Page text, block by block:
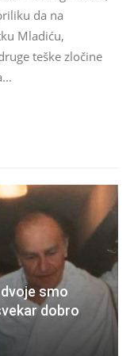
da na
Mladiću,
teške zločine
smo
dobro